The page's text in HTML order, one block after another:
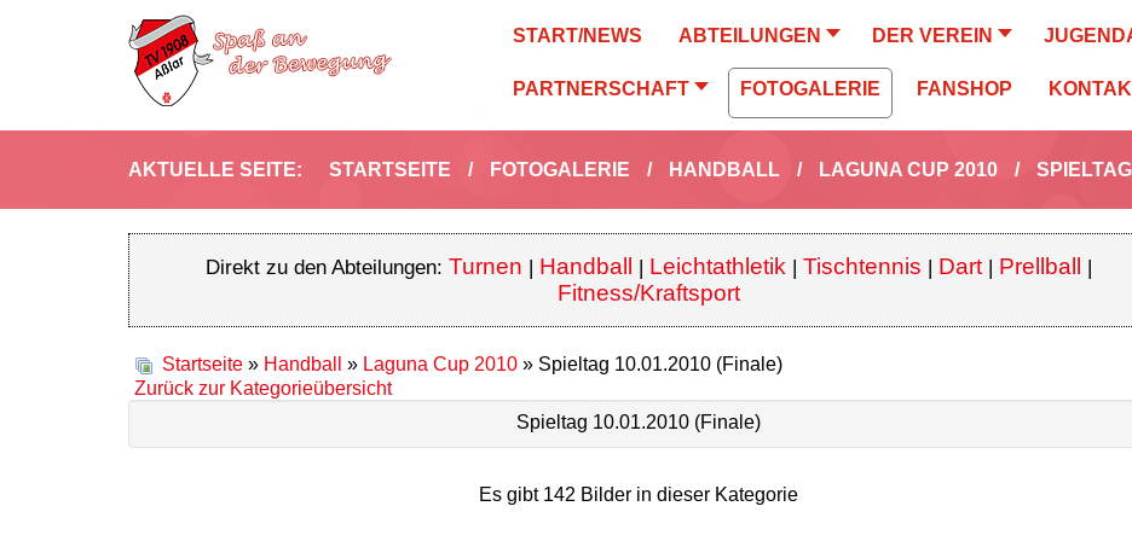
START/NEWS ABTEILUNGEN DER VEREIN
PARTNERSCHAFT FOTOGALERIE FANSHOP
AKTUELLE SEITE: STARTSEITE / FOTOGALERIE / HANDBALL / LAGUNA CUP 2010 /
Direkt zu den Abteilungen: Turnen | Handball | Leichtathletik| Tischtennis | Dart | Prellball |
Fitness/Kraftsport
Startseite » Handball » Laguna Cup 2010 » Spieltag 10.01.2010 (Finale)
Zurück zur Kategorieübersicht
Spieltag 10.01.2010 (Finale)
Es gibt 142 Bilder in dieser Kategorie